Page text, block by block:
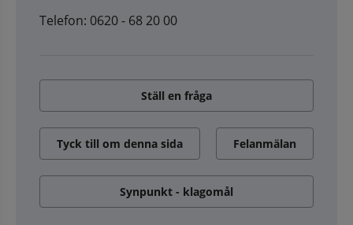
Telefon: 0620 - 68 20 00
Ställ en fråga
Tyck till om denna sida Felanmälan
Synpunkt - klagomål